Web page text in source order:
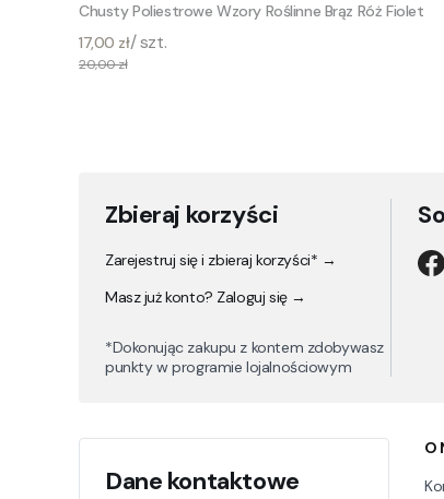
Chusty Poliestrowe Wzory Roślinne Brąz Róż Fiolet
17,00 zł/ szt.
20,00 zł
Zbieraj korzyści
Zarejestruj się i zbieraj korzyści* →
Masz już konto? Zaloguj się →
*Dokonując zakupu z kontem zdobywasz
punkty w programie lojalnościowym
Dane kontaktowe
O